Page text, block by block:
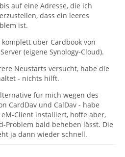
auf eine Adresse, die ich
dass ein leeres
ist.
über Cardbook von
(eigene Synology-Cloud).
Neustarts versucht, habe die
- nichts hilft.
für mich wegen des
CardDav und CalDav - habe
Client installiert, hoffe aber,
Problem bald beheben lässt. Die
ja dann wieder schnell.